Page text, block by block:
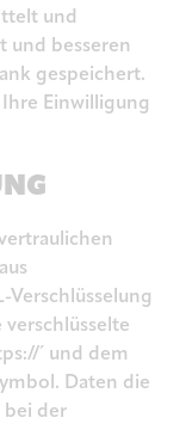
und
und besseren
gespeichert.
Einwilligung
Verschlüsselung
´ und dem
Daten die
bei der